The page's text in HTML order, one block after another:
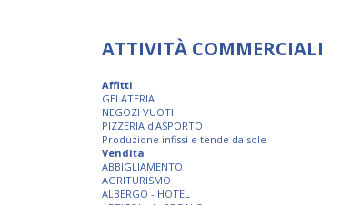
ATTIVITÀ COMMERCIALI
Affitti
GELATERIA
NEGOZI VUOTI
PIZZERIA d'ASPORTO
Produzione infissi e tende da sole
Vendita
ABBIGLIAMENTO
AGRITURISMO
ALBERGO - HOTEL